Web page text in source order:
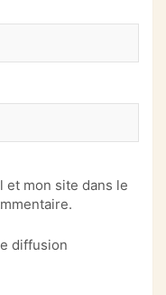
et mon site dans le
diffusion